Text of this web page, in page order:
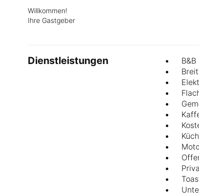
Willkommen!
Ihre Gastgeber
Dienstleistungen B&B